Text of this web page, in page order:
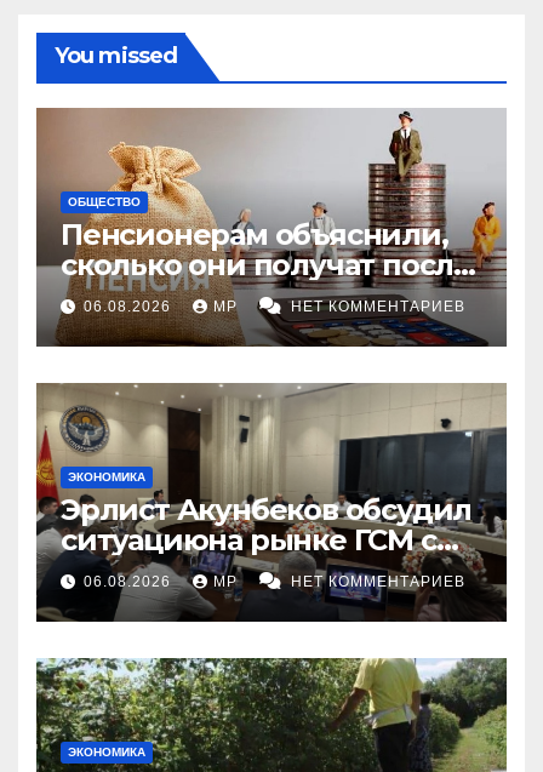
You missed
ОБЩЕСТВО
Пенсионерам объяснили,
сколько они получат после
индексации
06.08.2026 MP НЕТ КОММЕНТАРИЕВ
ЭКОНОМИКА
Эрлист Акунбеков обсудил
ситуациюна рынке ГСМ с
топливными компаниями
06.08.2026 MP НЕТ КОММЕНТАРИЕВ
ЭКОНОМИКА